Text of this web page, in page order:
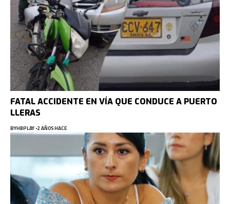
FATAL ACCIDENTE EN VÍA QUE CONDUCE A PUERTO
LLERAS
BYHBPLAY 2 AÑOS HACE